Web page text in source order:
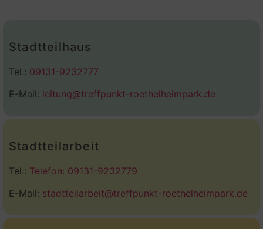
Stadtteilhaus
Tel.: 09131-9232777
E-Mail: leitung@treffpunkt-roethelheimpark.de
Stadtteilarbeit
Tel.: Telefon: 09131-9232779
E-Mail: stadtteilarbeit@treffpunkt-roethelheimpark.de